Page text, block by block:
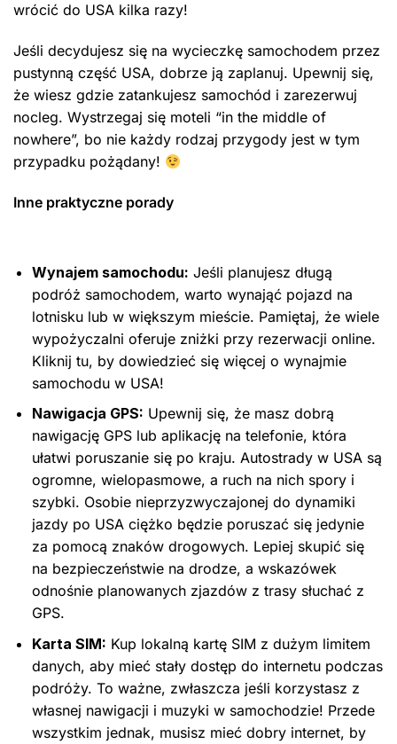
wrócić do USA kilka razy!
Jeśli decydujesz się na wycieczkę samochodem przez
pustynną część USA, dobrze ją zaplanuj. Upewnij się,
że wiesz gdzie zatankujesz samochód i zarezerwuj
nocleg. Wystrzegaj się moteli “in the middle of
nowhere”, bo nie każdy rodzaj przygody jest w tym
przypadku pożądany!
Inne praktyczne porady
Wynajem samochodu: Jeśli planujesz długą
podróż samochodem, warto wynająć pojazd na
lotnisku lub w większym mieście. Pamiętaj, że wiele
wypożyczalni oferuje zniżki przy rezerwacji online.
Kliknij tu, by dowiedzieć się więcej o wynajmie
samochodu w USA!
Nawigacja GPS: Upewnij się, że masz dobrą
nawigację GPS lub aplikację na telefonie, która
ułatwi poruszanie się po kraju. Autostrady w USA są
ogromne, wielopasmowe, a ruch na nich spory i
szybki. Osobie nieprzyzwyczajonej do dynamiki
jazdy po USA ciężko będzie poruszać się jedynie
za pomocą znaków drogowych. Lepiej skupić się
na bezpieczeństwie na drodze, a wskazówek
odnośnie planowanych zjazdów z trasy słuchać z
GPS.
Karta SIM: Kup lokalną kartę SIM z dużym limitem
danych, aby mieć stały dostęp do internetu podczas
podróży. To ważne, zwłaszcza jeśli korzystasz z
własnej nawigacji i muzyki w samochodzie! Przede
wszystkim jednak, musisz mieć dobry internet, by